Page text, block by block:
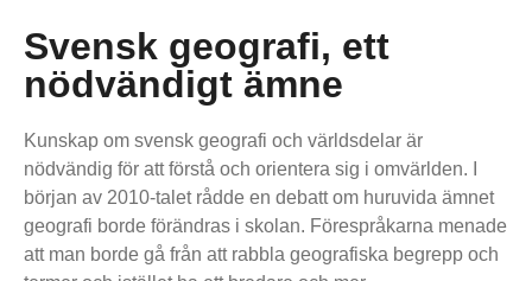
Svensk geografi, ett
nödvändigt ämne
Kunskap om svensk geografi och världsdelar är
nödvändig för att förstå och orientera sig i omvärlden. I
början av 2010-talet rådde en debatt om huruvida ämnet
geografi borde förändras i skolan. Förespråkarna menade
att man borde gå från att rabbla geografiska begrepp och